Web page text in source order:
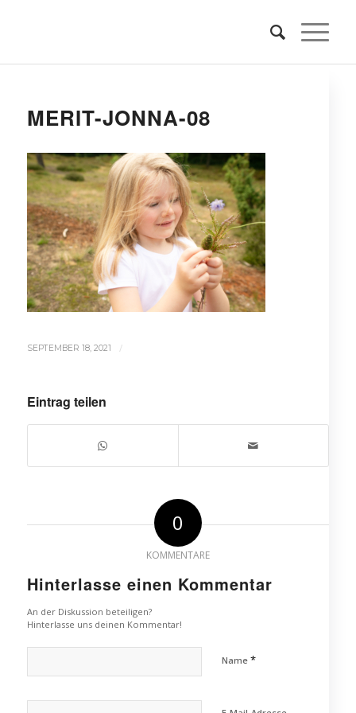
MERIT-JONNA-08
SEPTEMBER 18, 2021 /
Eintrag teilen
0
KOMMENTARE
Hinterlasse einen Kommentar
An der Diskussion beteiligen?
Hinterlasse uns deinen Kommentar!
Name *